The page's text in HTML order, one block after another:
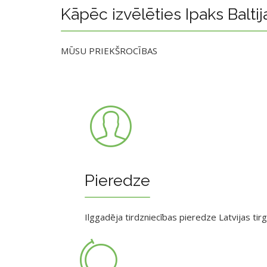
Kāpēc izvēlēties Ipaks
MŪSU PRIEKŠROCĪBAS
Pieredze
Ilggadēja tirdzniecības pieredze Latvijas